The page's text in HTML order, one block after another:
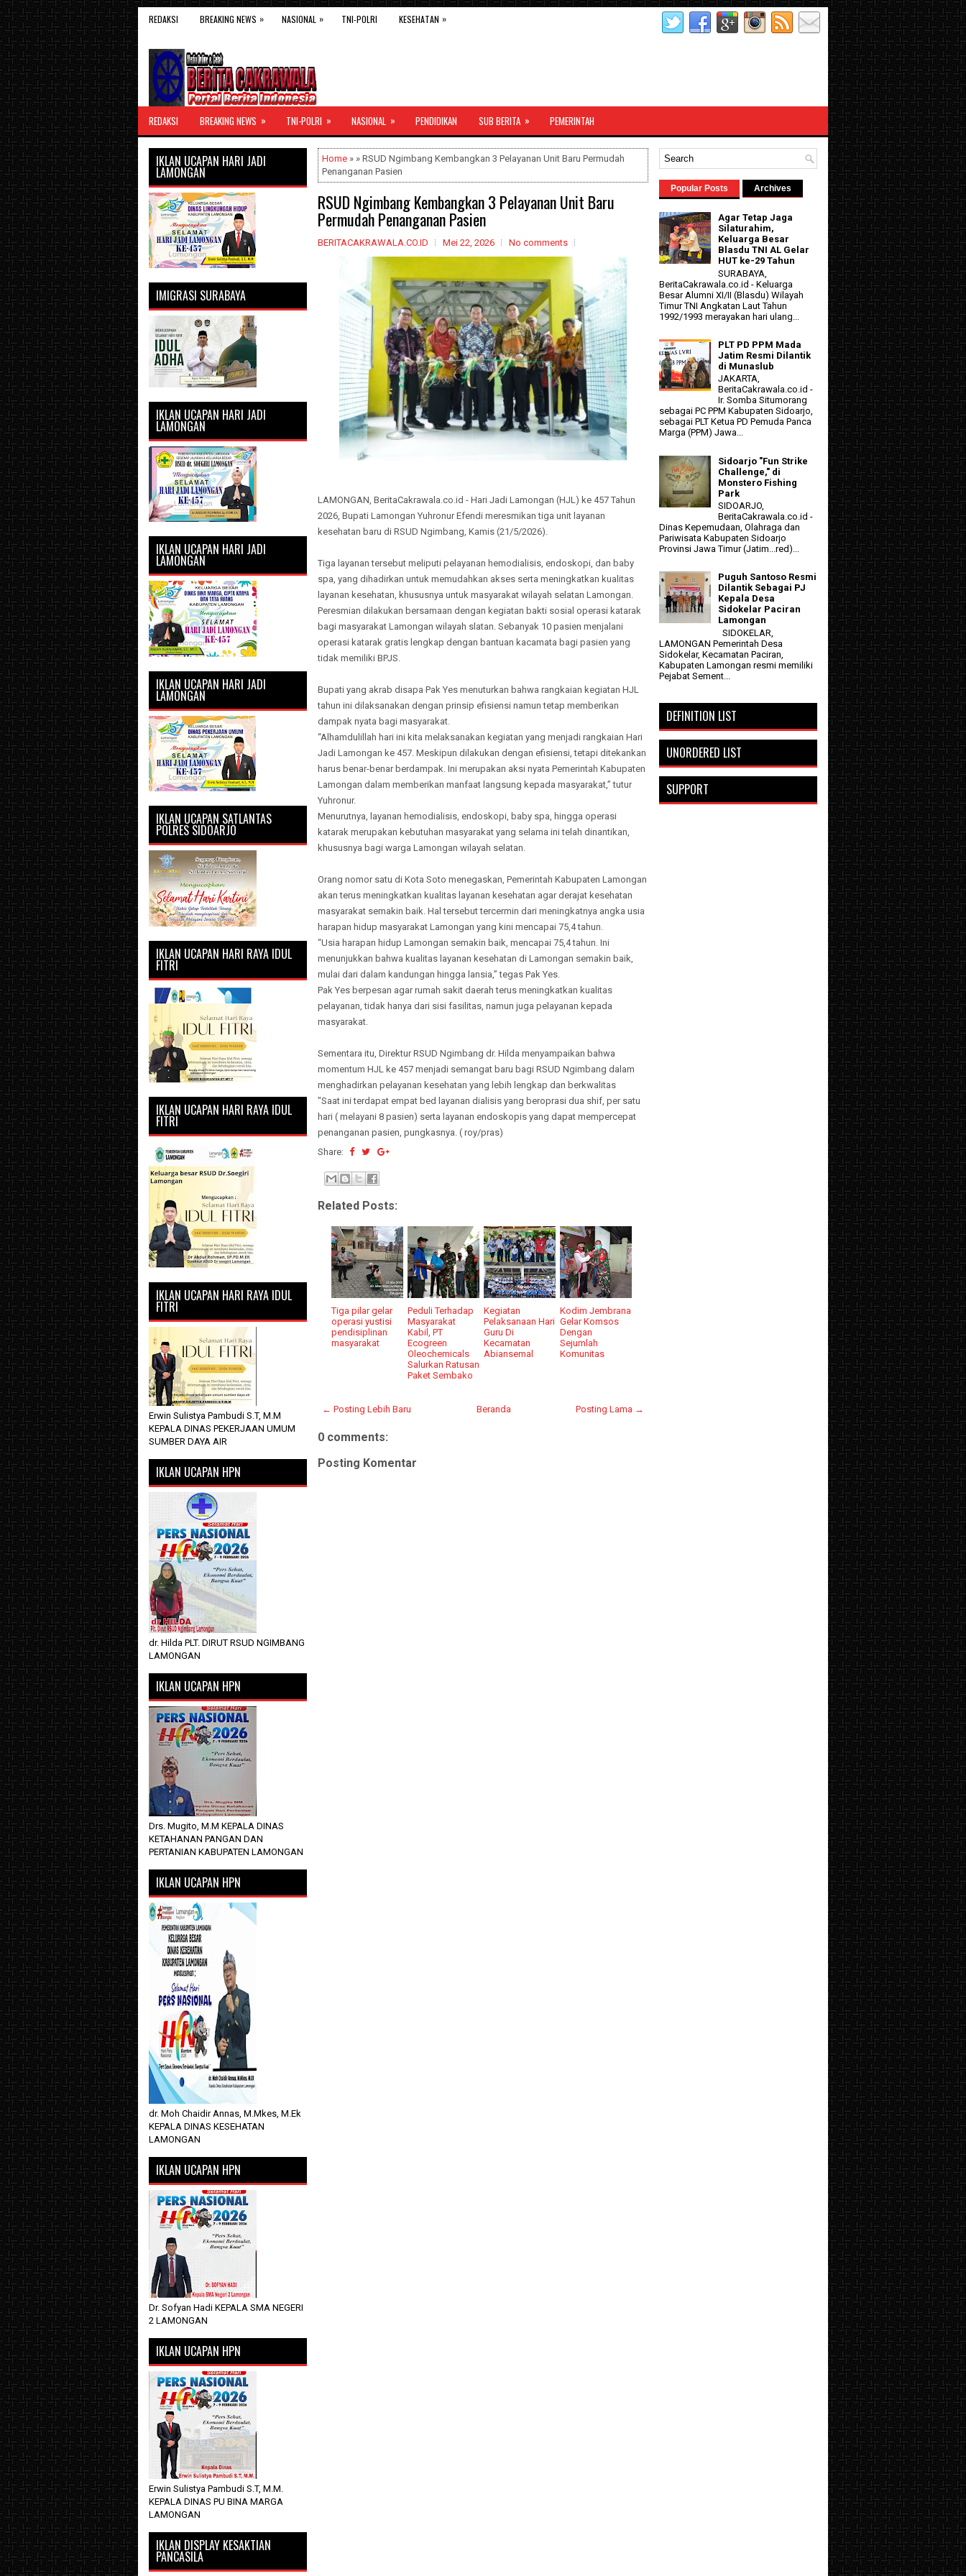
REDAKSI BREAKING NEWS » NASIONAL » TNI-POLRI KESEHATAN »
REDAKSI BREAKING NEWS » TNI-POLRI » NASIONAL » PENDIDIKAN SUB BERITA » PEMERINTAH
Home » » RSUD Ngimbang Kembangkan 3 Pelayanan Unit Baru Permudah
Penanganan Pasien
RSUD Ngimbang Kembangkan 3 Pelayanan Unit Baru
Permudah Penanganan Pasien
BERITACAKRAWALA.CO.ID Mei 22, 2026 No comments
LAMONGAN, BeritaCakrawala.co.id - Hari Jadi Lamongan (HJL) ke 457 Tahun
2026, Bupati Lamongan Yuhronur Efendi meresmikan tiga unit layanan
kesehatan baru di RSUD Ngimbang, Kamis (21/5/2026).
Tiga layanan tersebut meliputi pelayanan hemodialisis, endoskopi, dan baby
spa, yang dihadirkan untuk memudahkan akses serta meningkatkan kualitas
layanan kesehatan, khususnya untuk masyarakat wilayah selatan Lamongan.
Peresmian dilakukan bersamaan dengan kegiatan bakti sosial operasi katarak
bagi masyarakat Lamongan wilayah slatan. Sebanyak 10 pasien menjalani
operasi katarak gratis lengkap dengan bantuan kacamata bagi pasien yang
tidak memiliki BPJS.
Bupati yang akrab disapa Pak Yes menuturkan bahwa rangkaian kegiatan HJL
tahun ini dilaksanakan dengan prinsip efisiensi namun tetap memberikan
dampak nyata bagi masyarakat.
“Alhamdulillah hari ini kita melaksanakan kegiatan yang menjadi rangkaian Hari
Jadi Lamongan ke 457. Meskipun dilakukan dengan efisiensi, tetapi ditekankan
harus benar-benar berdampak. Ini merupakan aksi nyata Pemerintah Kabupaten
Lamongan dalam memberikan manfaat langsung kepada masyarakat,” tutur
Yuhronur.
Menurutnya, layanan hemodialisis, endoskopi, baby spa, hingga operasi
katarak merupakan kebutuhan masyarakat yang selama ini telah dinantikan,
khususnya bagi warga Lamongan wilayah selatan.
Orang nomor satu di Kota Soto menegaskan, Pemerintah Kabupaten Lamongan
akan terus meningkatkan kualitas layanan kesehatan agar derajat kesehatan
masyarakat semakin baik. Hal tersebut tercermin dari meningkatnya angka usia
harapan hidup masyarakat Lamongan yang kini mencapai 75,4 tahun.
“Usia harapan hidup Lamongan semakin baik, mencapai 75,4 tahun. Ini
menunjukkan bahwa kualitas layanan kesehatan di Lamongan semakin baik,
mulai dari dalam kandungan hingga lansia,” tegas Pak Yes.
Pak Yes berpesan agar rumah sakit daerah terus meningkatkan kualitas
pelayanan, tidak hanya dari sisi fasilitas, namun juga pelayanan kepada
masyarakat.
Sementara itu, Direktur RSUD Ngimbang dr. Hilda menyampaikan bahwa
momentum HJL ke 457 menjadi semangat baru bagi RSUD Ngimbang dalam
menghadirkan pelayanan kesehatan yang lebih lengkap dan berkwalitas
"Saat ini terdapat empat bed layanan dialisis yang beroprasi dua shif, per satu
hari ( melayani 8 pasien) serta layanan endoskopis yang dapat mempercepat
penanganan pasien, pungkasnya. ( roy/pras)
Share:
Related Posts:
Tiga pilar gelar
operasi yustisi
pendisiplinan
masyarakat
Peduli Terhadap
Masyarakat
Kabil, PT
Ecogreen
Oleochemicals
Salurkan Ratusan
Paket Sembako
Kegiatan
Pelaksanaan Hari
Guru Di
Kecamatan
Abiansemal
Kodim Jembrana
Gelar Komsos
Dengan
Sejumlah
Komunitas
← Posting Lebih Baru Posting Lama →
Beranda
0 comments:
Posting Komentar
IKLAN UCAPAN HARI JADI
LAMONGAN
IMIGRASI SURABAYA
IKLAN UCAPAN HARI JADI
LAMONGAN
IKLAN UCAPAN HARI JADI
LAMONGAN
IKLAN UCAPAN HARI JADI
LAMONGAN
IKLAN UCAPAN SATLANTAS
POLRES SIDOARJO
IKLAN UCAPAN HARI RAYA IDUL
FITRI
IKLAN UCAPAN HARI RAYA IDUL
FITRI
IKLAN UCAPAN HARI RAYA IDUL
FITRI
Erwin Sulistya Pambudi S.T, M.M
KEPALA DINAS PEKERJAAN UMUM
SUMBER DAYA AIR
IKLAN UCAPAN HPN
dr. Hilda PLT. DIRUT RSUD NGIMBANG
LAMONGAN
IKLAN UCAPAN HPN
Drs. Mugito, M.M KEPALA DINAS
KETAHANAN PANGAN DAN
PERTANIAN KABUPATEN LAMONGAN
IKLAN UCAPAN HPN
dr. Moh Chaidir Annas, M.Mkes, M.Ek
KEPALA DINAS KESEHATAN
LAMONGAN
IKLAN UCAPAN HPN
Dr. Sofyan Hadi KEPALA SMA NEGERI
2 LAMONGAN
IKLAN UCAPAN HPN
Erwin Sulistya Pambudi S.T, M.M.
KEPALA DINAS PU BINA MARGA
LAMONGAN
IKLAN DISPLAY KESAKTIAN
PANCASILA
Popular Posts Archives
Agar Tetap Jaga
Silaturahim,
Keluarga Besar
Blasdu TNI AL Gelar
HUT ke-29 Tahun
SURABAYA,
BeritaCakrawala.co.id - Keluarga
Besar Alumni XI/II (Blasdu) Wilayah
Timur TNI Angkatan Laut Tahun
1992/1993 merayakan hari ulang...
PLT PD PPM Mada
Jatim Resmi Dilantik
di Munaslub
JAKARTA,
BeritaCakrawala.co.id -
Ir. Somba Situmorang
sebagai PC PPM Kabupaten Sidoarjo,
sebagai PLT Ketua PD Pemuda Panca
Marga (PPM) Jawa...
Sidoarjo "Fun Strike
Challenge," di
Monstero Fishing
Park
SIDOARJO,
BeritaCakrawala.co.id -
Dinas Kepemudaan, Olahraga dan
Pariwisata Kabupaten Sidoarjo
Provinsi Jawa Timur (Jatim...red)...
Puguh Santoso Resmi
Dilantik Sebagai PJ
Kepala Desa
Sidokelar Paciran
Lamongan
SIDOKELAR,
LAMONGAN Pemerintah Desa
Sidokelar, Kecamatan Paciran,
Kabupaten Lamongan resmi memiliki
Pejabat Sement...
DEFINITION LIST
UNORDERED LIST
SUPPORT